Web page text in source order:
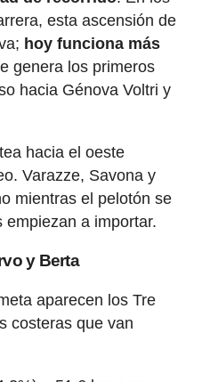
esta ascensión de
hoy funciona más
genera los primeros
hacia Génova Voltri y
hacia el oeste
Varazze, Savona y
mientras el pelotón se
empiezan a importar.
y Berta
aparecen los Tre
costeras que van